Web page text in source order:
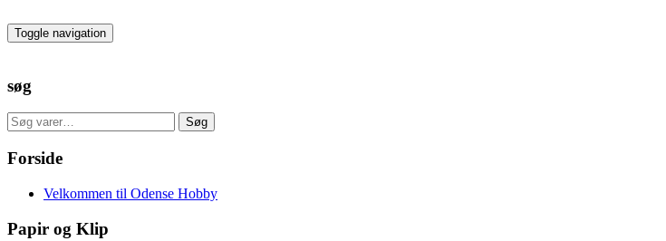
to
the
Toggle navigation
søg
Søg
efter:
Søg
Forside
Velkommen til Odense Hobby
Papir og Klip